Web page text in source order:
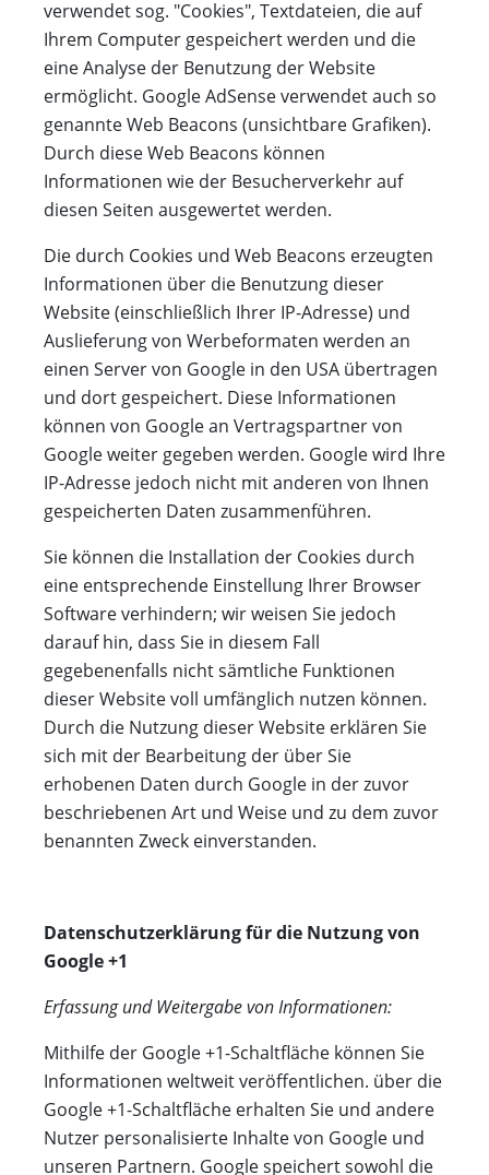
verwendet sog. "Cookies", Textdateien, die auf
Ihrem Computer gespeichert werden und die
eine Analyse der Benutzung der Website
ermöglicht. Google AdSense verwendet auch so
genannte Web Beacons (unsichtbare Grafiken).
Durch diese Web Beacons können
Informationen wie der Besucherverkehr auf
diesen Seiten ausgewertet werden.
Die durch Cookies und Web Beacons erzeugten
Informationen über die Benutzung dieser
Website (einschließlich Ihrer IP-Adresse) und
Auslieferung von Werbeformaten werden an
einen Server von Google in den USA übertragen
und dort gespeichert. Diese Informationen
können von Google an Vertragspartner von
Google weiter gegeben werden. Google wird Ihre
IP-Adresse jedoch nicht mit anderen von Ihnen
gespeicherten Daten zusammenführen.
Sie können die Installation der Cookies durch
eine entsprechende Einstellung Ihrer Browser
Software verhindern; wir weisen Sie jedoch
darauf hin, dass Sie in diesem Fall
gegebenenfalls nicht sämtliche Funktionen
dieser Website voll umfänglich nutzen können.
Durch die Nutzung dieser Website erklären Sie
sich mit der Bearbeitung der über Sie
erhobenen Daten durch Google in der zuvor
beschriebenen Art und Weise und zu dem zuvor
benannten Zweck einverstanden.
Datenschutzerklärung für die Nutzung von
Google +1
Erfassung und Weitergabe von Informationen:
Mithilfe der Google +1-Schaltfläche können Sie
Informationen weltweit veröffentlichen. über die
Google +1-Schaltfläche erhalten Sie und andere
Nutzer personalisierte Inhalte von Google und
unseren Partnern. Google speichert sowohl die